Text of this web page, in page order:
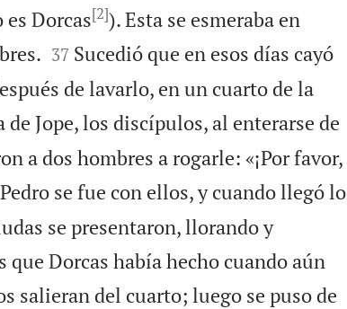
Dorcas[2]). Esta se esmeraba en

37 Sucedió que en esos días cayó
de lavarlo, en un cuarto de la
de Jope, los discípulos, al enterarse de
a dos hombres a rogarle: «¡Por favor,
se fue con ellos, y cuando llegó lo
se presentaron, llorando y
Dorcas había hecho cuando aún
salieran del cuarto; luego se puso de